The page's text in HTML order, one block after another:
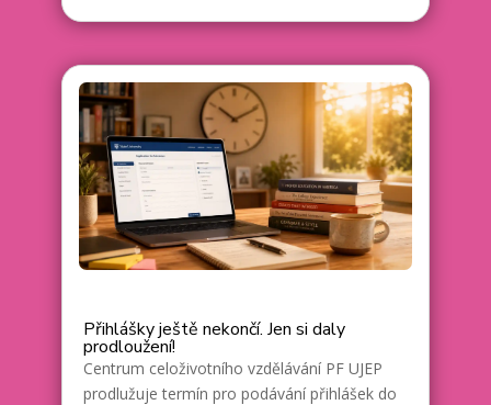
Přihlášky ještě nekončí. Jen si daly
prodloužení!
Centrum celoživotního vzdělávání PF UJEP
prodlužuje termín pro podávání přihlášek do